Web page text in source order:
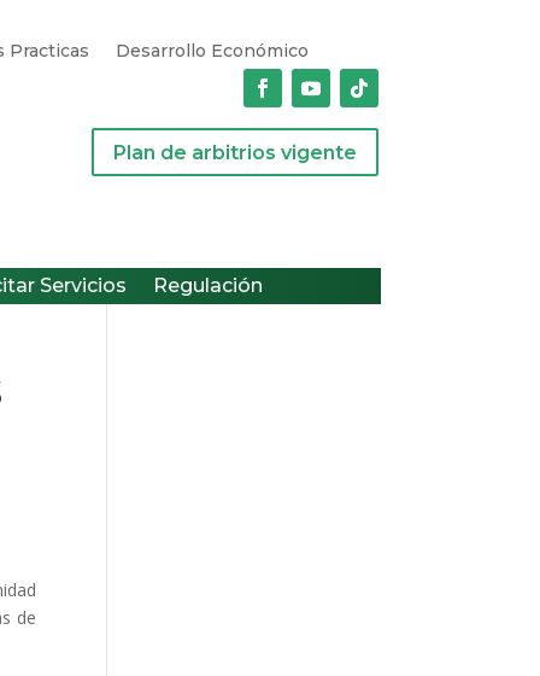
Practicas
Desarrollo Económico
Plan de arbitrios vigente
Servicios Regulación
de